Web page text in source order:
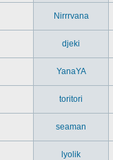
Nirrrvana
djeki
YanaYA
toritori
seaman
lyolik